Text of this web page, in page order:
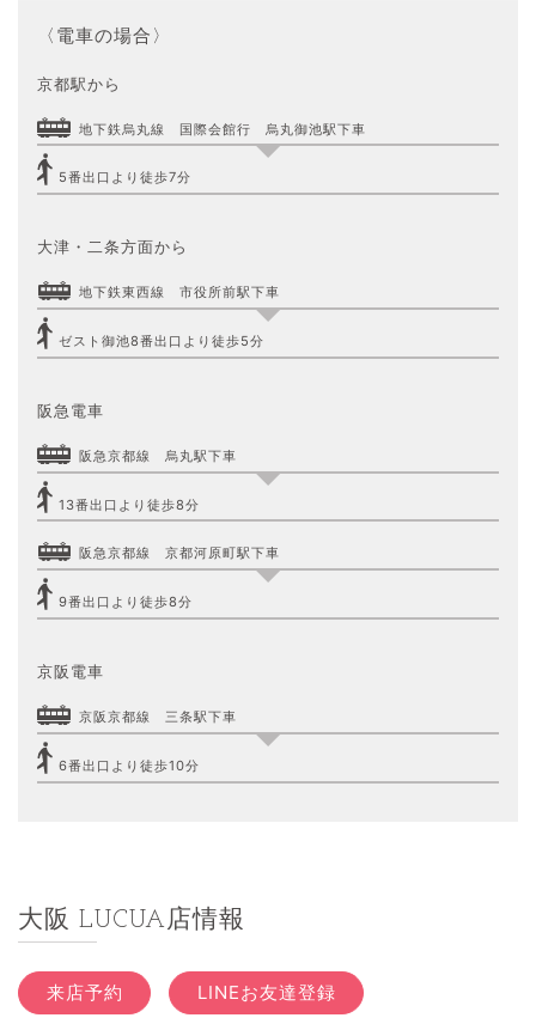
〈電車の場合〉
京都駅から
地下鉄烏丸線 国際会館行 烏丸御池駅下車
5番出口より徒歩7分
大津・二条方面から
地下鉄東西線 市役所前駅下車
ゼスト御池8番出口より徒歩5分
阪急電車
阪急京都線 烏丸駅下車
13番出口より徒歩8分
阪急京都線 京都河原町駅下車
9番出口より徒歩8分
京阪電車
京阪京都線 三条駅下車
6番出口より徒歩10分
大阪 LUCUA店情報
来店予約 LINEお友達登録